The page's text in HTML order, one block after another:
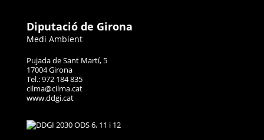
Diputació de Girona
Medi Ambient
Pujada de Sant Martí, 5
17004 Girona
Tel.: 972 184 835
cilma@cilma.cat
www.ddgi.cat